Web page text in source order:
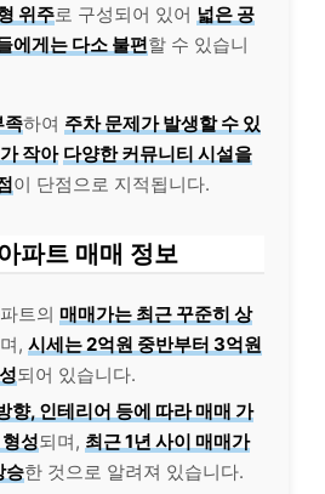
위주로 구성되어 있어 넓은 공
에게는 다소 불편할 수 있습니
족하여 주차 문제가 발생할 수 있
작아 다양한 커뮤니티 시설을
이 단점으로 지적됩니다.
파트 매매 정보
트의 매매가는 최근 꾸준히 상
, 시세는 2억원 중반부터 3억원
되어 있습니다.
향, 인테리어 등에 따라 매매 가
성되며, 최근 1년 사이 매매가
승한 것으로 알려져 있습니다.